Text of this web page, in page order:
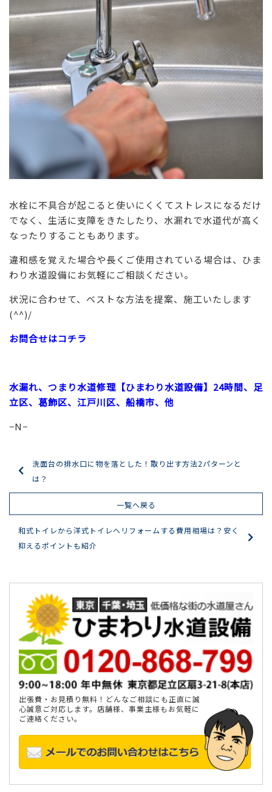
水栓に不具合が起こると使いにくくてストレスになるだけ
でなく、生活に支障をきたしたり、水漏れで水道代が高く
なったりすることもあります。
違和感を覚えた場合や長くご使用されている場合は、ひま
わり水道設備にお気軽にご相談ください。
状況に合わせて、ベストな方法を提案、施工いたします
(^^)/
お問合せはコチラ
水漏れ、つまり水道修理【ひまわり水道設備】24時間、足
立区、葛飾区、江戸川区、船橋市、他
−N−
洗面台の排水口に物を落とした！取り出す方法2パターンと
は？
一覧へ戻る
和式トイレから洋式トイレへリフォームする費用相場は？安く
抑えるポイントも紹介
出張費・お見積り無料！どんなご相談にも正直に誠
心誠意ご対応します。店舗様、事業主様もお気軽に
ご連絡ください。